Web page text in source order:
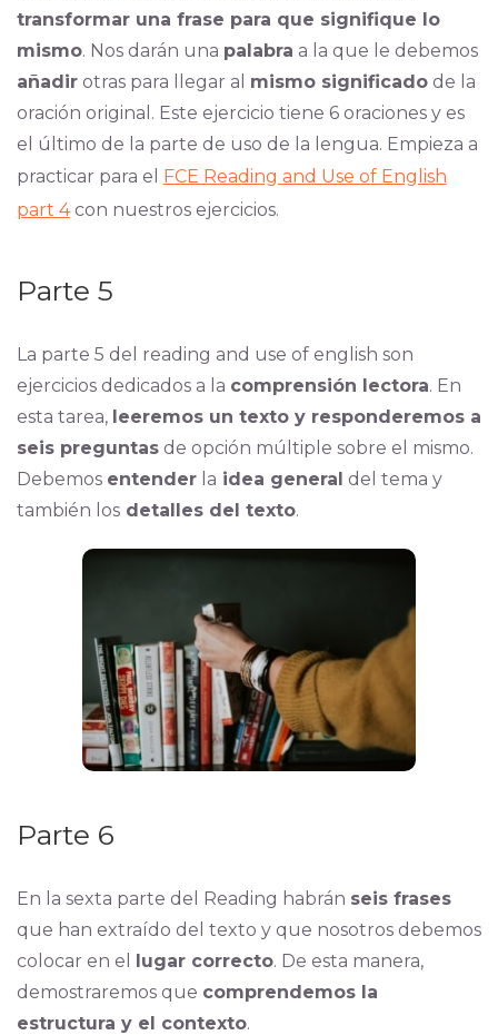
transformar una frase para que signifique lo
mismo. Nos darán una palabra a la que le debemos
añadirotras para llegar al mismo significadode la
oración original. Este ejercicio tiene 6 oraciones y es
el último de la parte de uso de la lengua. Empieza a
practicar para el FCE Reading and Use of English
part 4con nuestros ejercicios.
Parte 5
La parte 5 del reading and use of english son
ejercicios dedicados a la comprensión lectora. En
esta tarea, leeremos un texto y responderemos a
seis preguntasde opción múltiple sobre el mismo.
Debemos entenderla idea general del tema y
también losdetalles del texto.
Parte 6
En la sexta parte del Reading habrán seis frases
que han extraído del texto y que nosotros debemos
colocar en el lugar correcto. De esta manera,
demostraremos que comprendemos la
estructura y el contexto.